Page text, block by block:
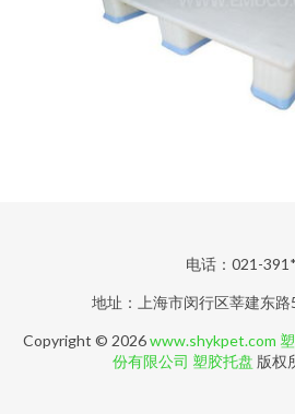
电话：021-
地址：上海市闵行区莘建东
Copyright © 2026www.shykpet.com
份有限公司 塑胶托盘 版权